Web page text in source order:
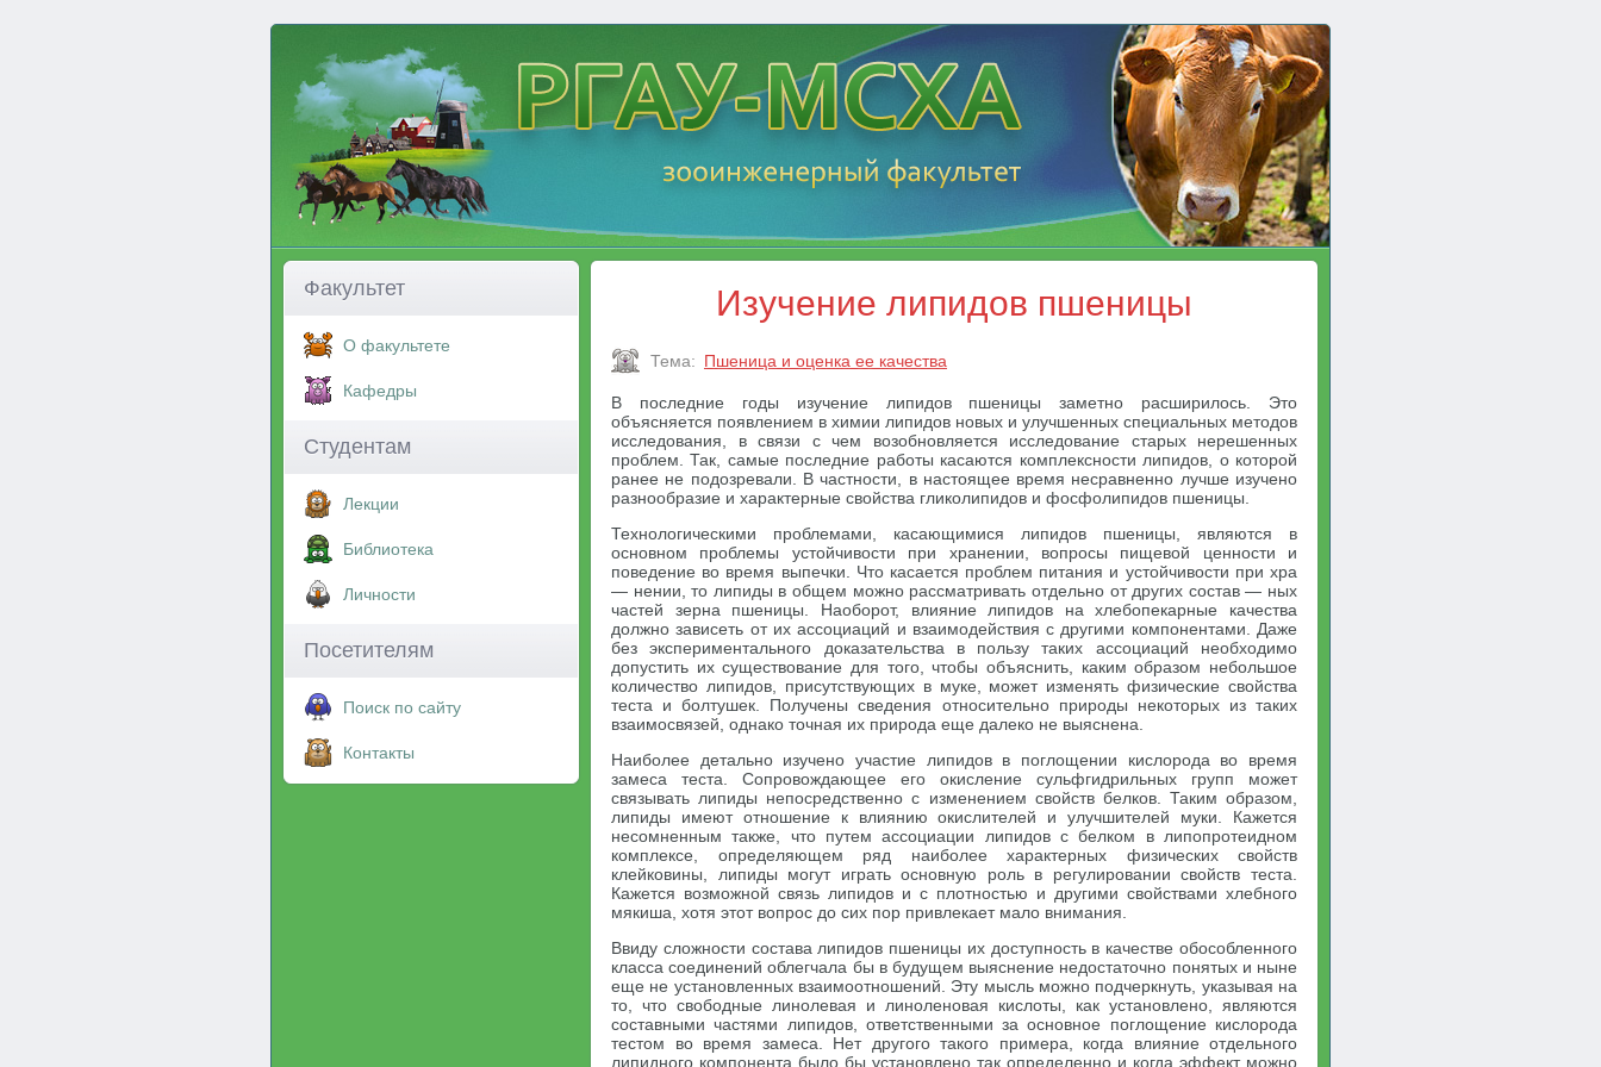
Факультет
О факультете
Кафедры
Студентам
Лекции
Библиотека
Личности
Посетителям
Поиск по сайту
Контакты
Изучение липидов пшеницы
Тема: Пшеница и оценка ее качества
В последние годы изучение липидов пшеницы заметно расширилось. Это
объясняется появлением в химии липидов новых и улучшенных специальных методов
исследования, в связи с чем возобновляется исследование старых нерешенных
проблем. Так, самые последние работы касаются комплексности липидов, о которой
ранее не подозревали. В частности, в настоящее время несравненно лучше изучено
разнообразие и характерные свойства гликолипидов и фосфолипидов пшеницы.
Технологическими проблемами, касающимися липидов пшеницы, являются в
основном проблемы устойчивости при хранении, вопросы пищевой ценности и
поведение во время выпечки. Что касается проблем питания и устойчивости при хра
— нении, то липиды в общем можно рассматривать отдельно от других состав — ных
частей зерна пшеницы. Наоборот, влияние липидов на хлебопекарные качества
должно зависеть от их ассоциаций и взаимодействия с другими компонентами. Даже
без экспериментального доказательства в пользу таких ассоциаций необходимо
допустить их существование для того, чтобы объяснить, каким образом небольшое
количество липидов, присутствующих в муке, может изменять физические свойства
теста и болтушек. Получены сведения относительно природы некоторых из таких
взаимосвязей, однако точная их природа еще далеко не выяснена.
Наиболее детально изучено участие липидов в поглощении кислорода во время
замеса теста. Сопровождающее его окисление сульфгидрильных групп может
связывать липиды непосредственно с изменением свойств белков. Таким образом,
липиды имеют отношение к влиянию окислителей и улучшителей муки. Кажется
несомненным также, что путем ассоциации липидов с белком в липопротеидном
комплексе, определяющем ряд наиболее характерных физических свойств
клейковины, липиды могут играть основную роль в регулировании свойств теста.
Кажется возможной связь липидов и с плотностью и другими свойствами хлебного
мякиша, хотя этот вопрос до сих пор привлекает мало внимания.
Ввиду сложности состава липидов пшеницы их доступность в качестве обособленного
класса соединений облегчала бы в будущем выяснение недостаточно понятых и ныне
еще не установленных взаимоотношений. Эту мысль можно подчеркнуть, указывая на
то, что свободные линолевая и линоленовая кислоты, как установлено, являются
составными частями липидов, ответственными за основное поглощение кислорода
тестом во время замеса. Нет другого такого примера, когда влияние отдельного
липидного компонента было бы установлено так определенно и когда эффект можно